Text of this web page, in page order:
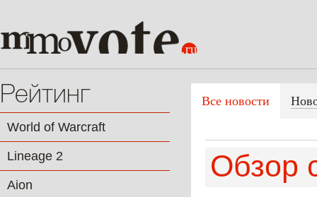
Рейтинг
World of Warcraft
Lineage 2
Aion
Все новости
Обзор